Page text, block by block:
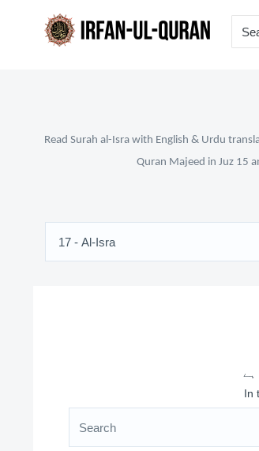
Read Surah al-Isra with English & Urdu
Quran Majeed in Juz 15
ہے
In